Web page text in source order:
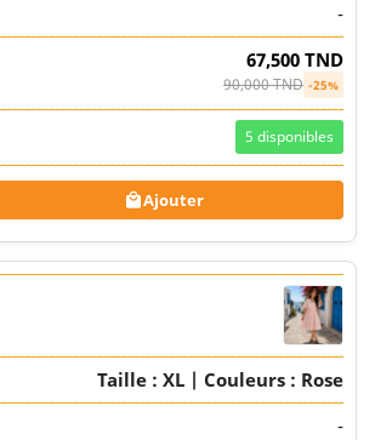
-
67,500 TND
90,000 TND -25%
5 disponibles
Ajouter
Taille : XL | Couleurs : Rose
-